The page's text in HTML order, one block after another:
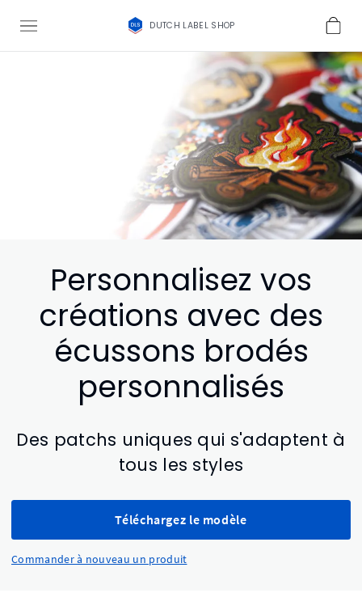
DUTCH LABEL SHOP
Personnalisez vos
créations avec des
écussons brodés
personnalisés
Des patchs uniques qui s'adaptent à
tous les styles
Téléchargez le modèle
Commander à nouveau un produit